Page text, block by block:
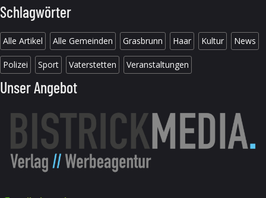
Schlagwörter
Alle Artikel Alle Gemeinden Grasbrunn Haar Kultur News
Polizei Sport Vaterstetten Veranstaltungen
Unser Angebot